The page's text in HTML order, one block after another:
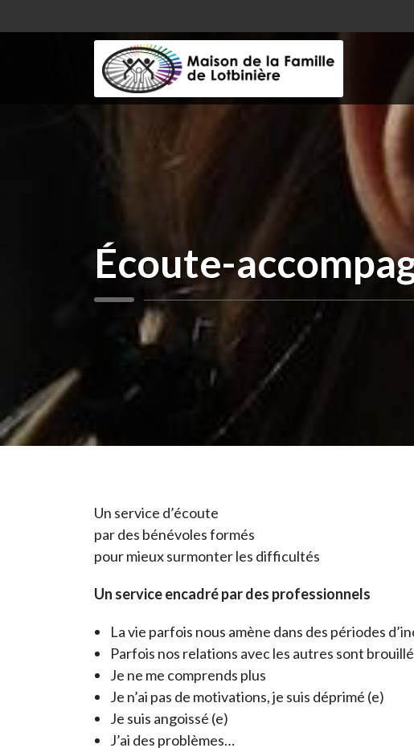
Écoute-
Un service d’écoute
par des bénévoles formés
pour mieux surmonter les difficultés
Un service encadré par des professionnels
La vie parfois nous amène dans des périodes
Parfois nos relations avec les autres sont
Je ne me comprends plus
Je n’ai pas de motivations, je suis déprimé (e)
Je suis angoissé (e)
J’ai des problèmes…